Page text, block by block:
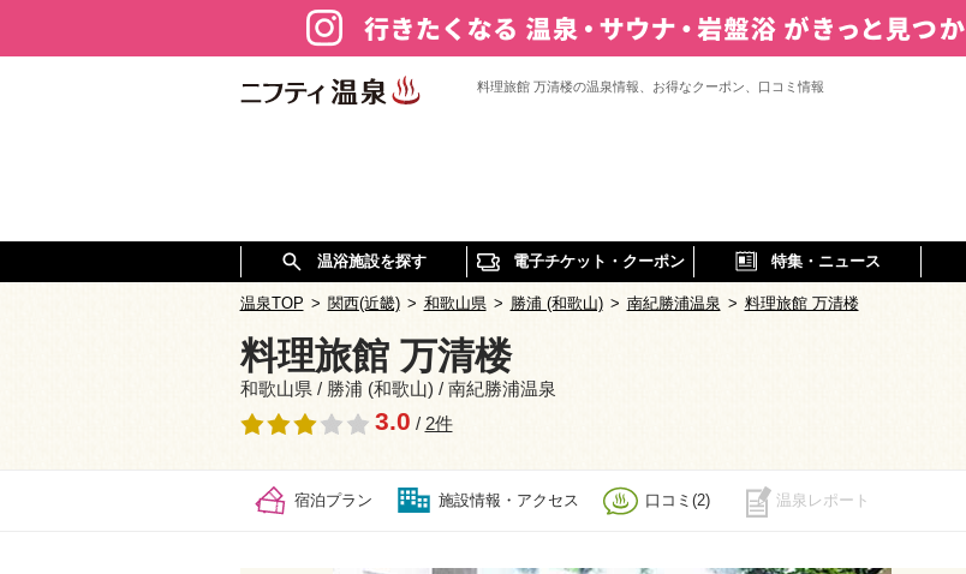
料理旅館 万清楼の温泉情報、お得なクーポン、口コミ情報
温浴施設を探す 電子チケット・クーポン 特集・ニュース
温泉TOP > 関西(近畿) > 和歌山県 > 勝浦 (和歌山) > 南紀勝浦温泉 > 料理旅館 万清楼
料理旅館 万清楼
和歌山県 / 勝浦 (和歌山) / 南紀勝浦温泉
3.0 / 2件
宿泊プラン 施設情報・アクセス 口コミ(2) 温泉レポート